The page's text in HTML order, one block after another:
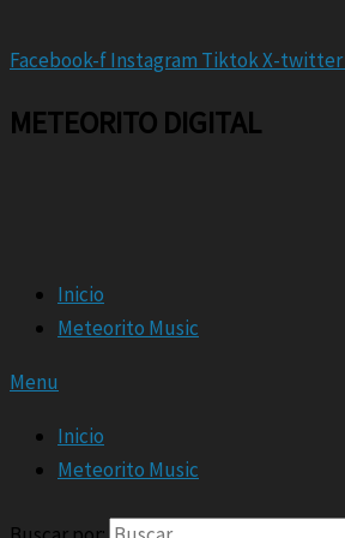
Facebook-fInstagram TiktokX-twitter
METEORITO DIGITAL
Inicio
Meteorito Music
Menu
Inicio
Meteorito Music